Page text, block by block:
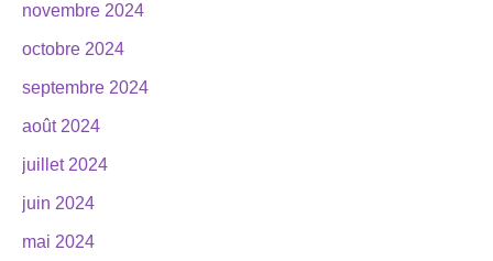
novembre 2024
octobre 2024
septembre 2024
août 2024
juillet 2024
juin 2024
mai 2024